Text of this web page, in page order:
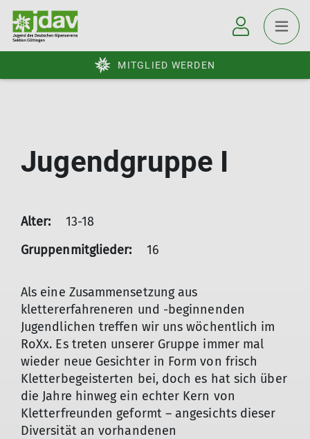
MITGLIED WERDEN
Jugendgruppe I
Alter:
13-18
Gruppenmitglieder:
16
Als eine Zusammensetzung aus
klettererfahreneren und -beginnenden
Jugendlichen treffen wir uns wöchentlich im
RoXx. Es treten unserer Gruppe immer mal
wieder neue Gesichter in Form von frisch
Kletterbegeisterten bei, doch es hat sich über
die Jahre hinweg ein echter Kern von
Kletterfreunden geformt – angesichts dieser
Diversität an vorhandenen